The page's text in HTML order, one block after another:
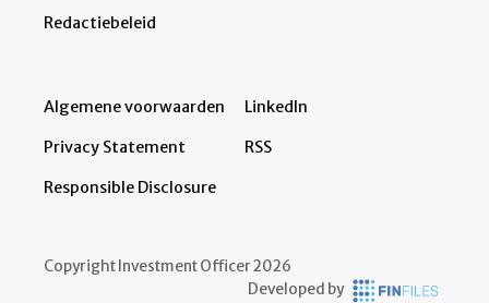
Redactiebeleid
Algemene voorwaarden
Privacy Statement
Responsible Disclosure
LinkedIn
RSS
Copyright Investment Officer 2026
Developed by